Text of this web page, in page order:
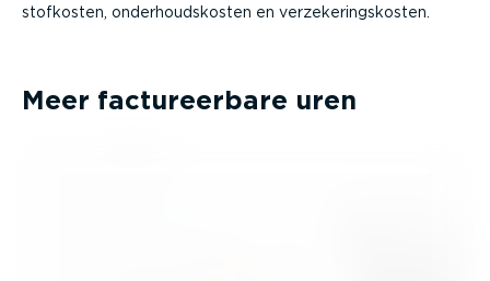
stof­kosten, onder­houds­kosten en verze­ke­rings­kosten.
Meer factu­reerbare uren